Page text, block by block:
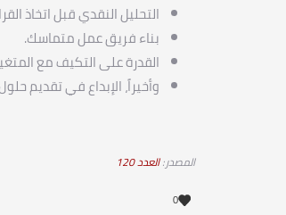
التحليل النقدي قبل اتخاذ
بناء فريق عمل متماسك.
القدرة على التكيف مع
وأخيراً، الإبداع في تقديم
المصدر:العدد 120
0